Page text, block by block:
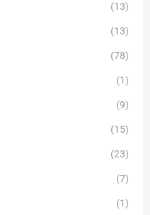
(13)
(13)
(78)
(1)
(9)
(15)
(23)
(7)
(1)